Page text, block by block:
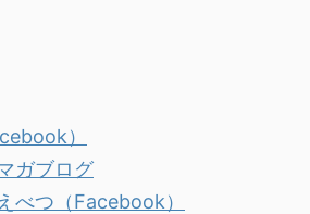
）
ガブログ
べつ（Facebook）